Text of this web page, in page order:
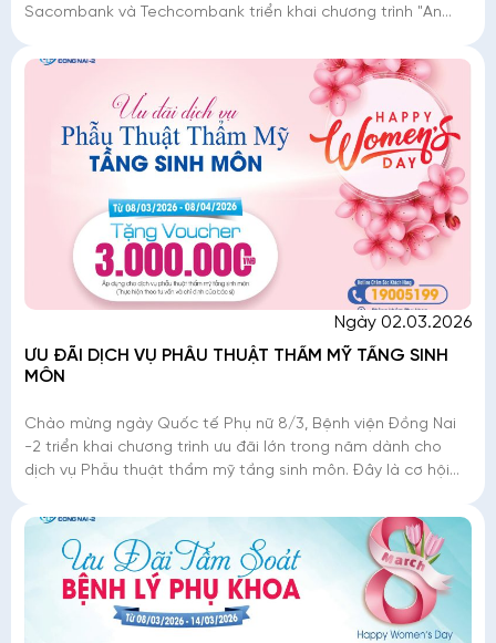
Sacombank và Techcombank triển khai chương trình "An
Ngày 02.03.2026
ƯU ĐÃI DỊCH VỤ PHẪU THUẬT THẨM MỸ TẦNG SINH
MÔN
Chào mừng ngày Quốc tế Phụ nữ 8/3, Bệnh viện Đồng Nai
-2 triển khai chương trình ưu đãi lớn trong năm dành cho
dịch vụ Phẫu thuật thẩm mỹ tầng sinh môn. Đây là cơ hội